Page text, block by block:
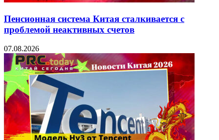
Пенсионная система Китая сталкивается с
проблемой неактивных счетов
07.08.2026